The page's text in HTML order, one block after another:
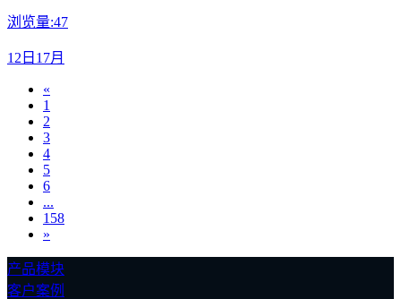
浏览量:47
12日17月
«
1
2
3
4
5
6
...
158
»
产品模块
客户案例